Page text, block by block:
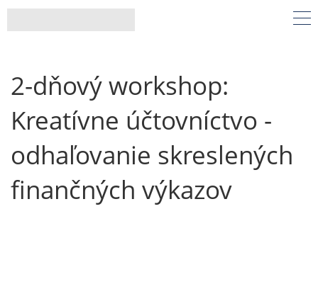
2-dňový workshop:
Kreatívne účtovníctvo -
odhaľovanie skreslených
finančných výkazov